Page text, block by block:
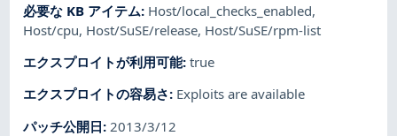
必要な KB アイテム: Host/local_checks_enabled,
Host/cpu, Host/SuSE/release, Host/SuSE/rpm-list
エクスプロイトが利用可能:true
エクスプロイトの容易さ: Exploits are available
パッチ公開日: 2013/3/12